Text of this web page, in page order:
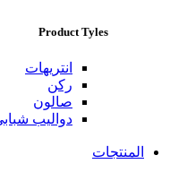
Product Tyles
انتريهات
ركن
صالون
دواليب
المنتجات